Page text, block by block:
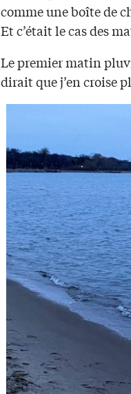
comme une boîte de
Et c’était le cas des
Le premier matin
dirait que j’en croise